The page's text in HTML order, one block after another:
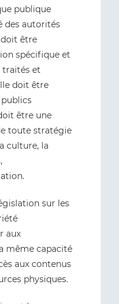
publique
des autorités
doit être
spécifique et
traités et
doit être
être une
toute stratégie
culture, la
sur les
aux
même capacité
aux contenus
physiques.